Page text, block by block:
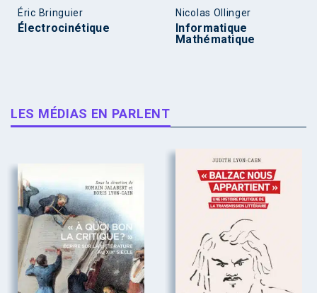
Éric Bringuier
Électrocinétique
Nicolas Ollinger
Informatique
Mathématique
LES MÉDIAS EN PARLENT